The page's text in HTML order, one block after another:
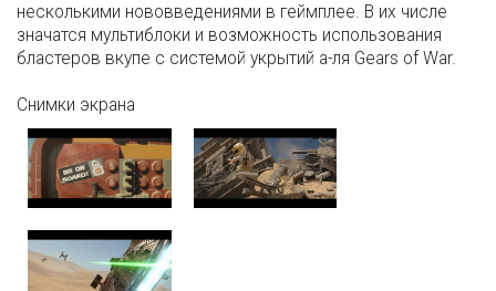
несколькими нововведениями в геймплее. В их числе
значатся мультиблоки и возможность использования
бластеров вкупе с системой укрытий а-ля Gears of War.
Снимки экрана